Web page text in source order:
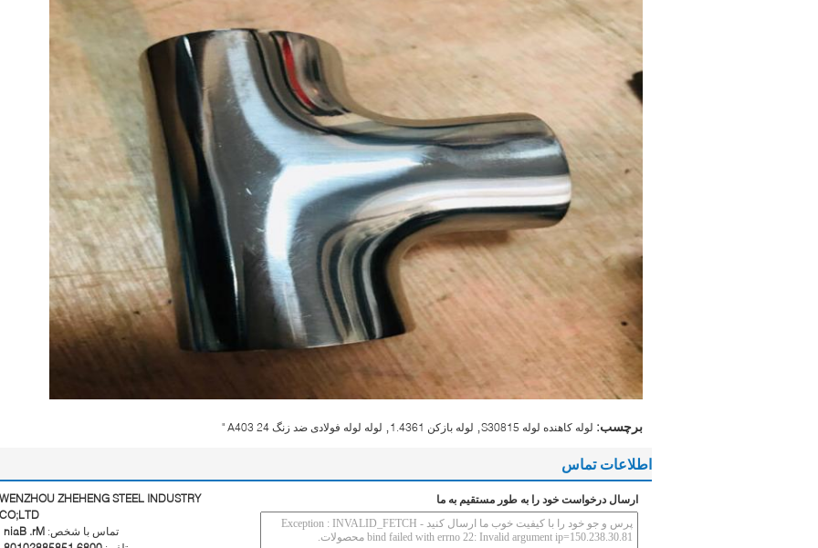
برچسب: لوله کاهنده لوله S30815 لوله بازکن 1.4361 لوله لوله فولادی ضد زنگ A403 24 "
اطلاعات تماس
WENZHOU ZHEHENG STEEL INDUSTRY
CO;LTD
تماس با شخص: Mr. Bain
ارسال درخواست خود را به طور مستقیم به ما